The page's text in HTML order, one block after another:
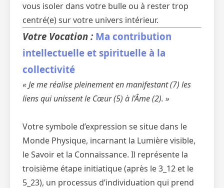
vous isoler dans votre bulle ou à rester trop
centré(e) sur votre univers intérieur.
Votre Vocation : Ma contribution
intellectuelle et spirituelle à la
collectivité
« Je me réalise pleinement en manifestant (7) les
liens qui unissent le Cœur (5) à l’Âme (2). »
Votre symbole d’expression se situe dans le
Monde Physique, incarnant la Lumière visible,
le Savoir et la Connaissance. Il représente la
troisième étape initiatique (après le 3_12 et le
5_23), un processus d’individuation qui prend